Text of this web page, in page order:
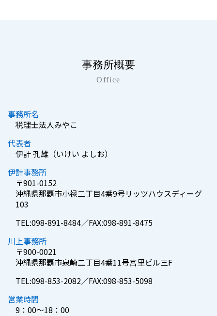
事務所概要
Office
事務所名
税理士法人みやこ
代表者
伊計 孔雄（いけい よしお）
伊計事務所
〒901-0152
沖縄県那覇市小禄二丁目4番9号リッツハウスディーグ
103
TEL:098-891-8484／FAX:098-891-8475
川上事務所
〒900-0021
沖縄県那覇市泉崎二丁目4番11号宮里ビル三F
TEL:098-853-2082／FAX:098-853-5098
営業時間
9：00～18：00